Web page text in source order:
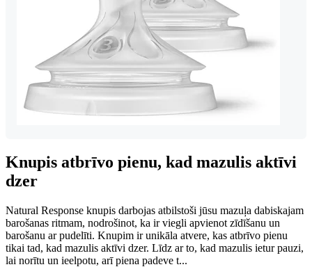
Knupis atbrīvo pienu, kad mazulis aktīvi
dzer
Natural Response knupis darbojas atbilstoši jūsu mazuļa dabiskajam
barošanas ritmam, nodrošinot, ka ir viegli apvienot zīdīšanu un
barošanu ar pudelīti. Knupim ir unikāla atvere, kas atbrīvo pienu
tikai tad, kad mazulis aktīvi dzer. Līdz ar to, kad mazulis ietur pauzi,
lai norītu un ieelpotu, arī piena padeve t...